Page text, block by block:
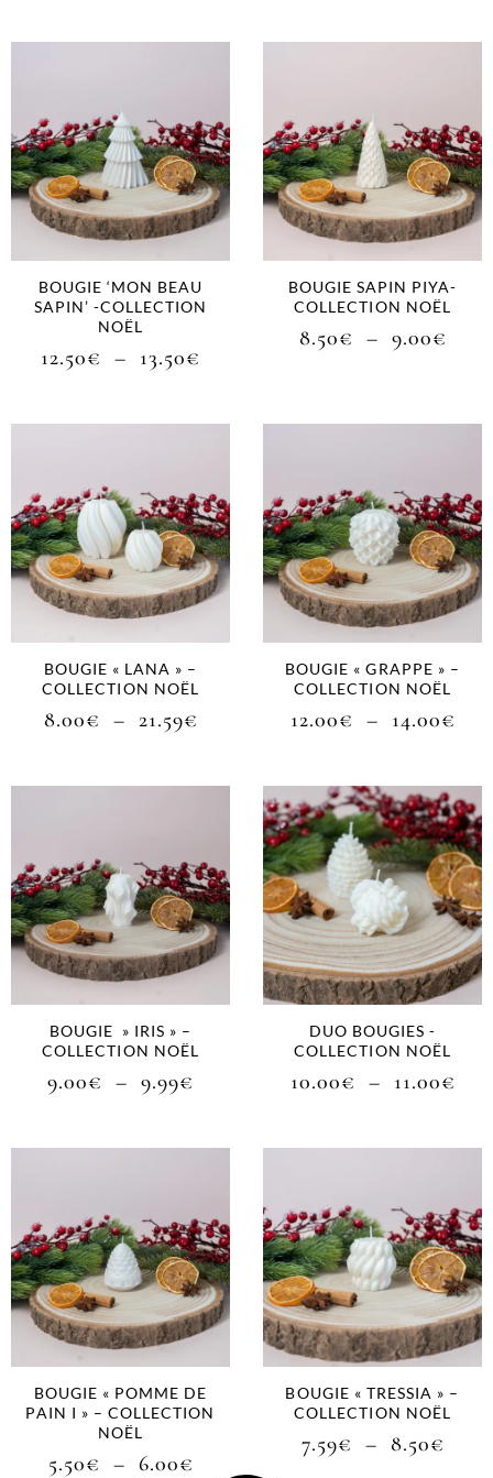
BOUGIE ‘MON BEAU
SAPIN’ -COLLECTION
NOËL
12.50€ – 13.50€
BOUGIE SAPIN PIYA-
COLLECTION NOËL
8.50€ – 9.00€
BOUGIE « LANA » –
COLLECTION NOËL
8.00€ – 21.59€
BOUGIE « GRAPPE » –
COLLECTION NOËL
12.00€ – 14.00€
BOUGIE » IRIS » –
COLLECTION NOËL
9.00€ – 9.99€
DUO BOUGIES -
COLLECTION NOËL
10.00€ – 11.00€
BOUGIE « POMME DE
PAIN I » – COLLECTION
NOËL
5.50€ – 6.00€
BOUGIE « TRESSIA » –
COLLECTION NOËL
7.59€ – 8.50€